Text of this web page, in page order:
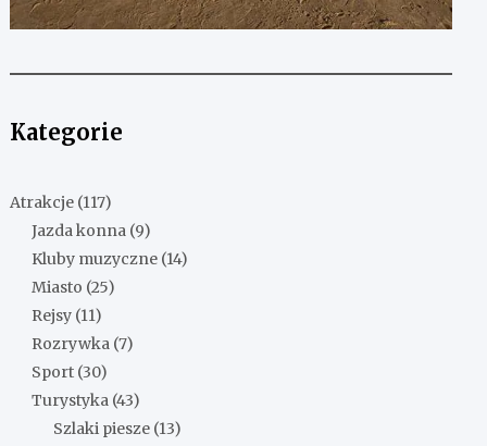
Kategorie
Atrakcje (117)
Jazda konna (9)
Kluby muzyczne (14)
Miasto (25)
Rejsy (11)
Rozrywka (7)
Sport (30)
Turystyka (43)
Szlaki piesze (13)